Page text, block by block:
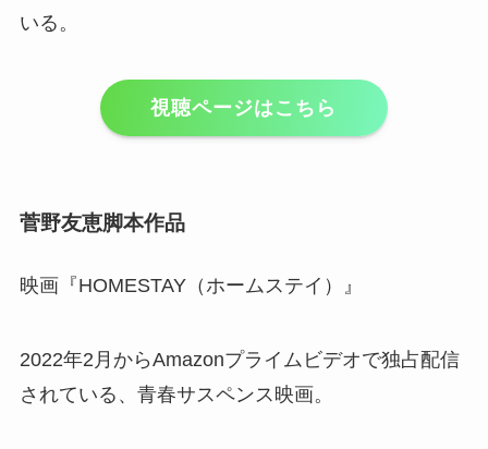
いる。
視聴ページはこちら
菅野友恵脚本作品
映画『HOMESTAY（ホームステイ）』
2022年2月からAmazonプライムビデオで独占配信
されている、青春サスペンス映画。